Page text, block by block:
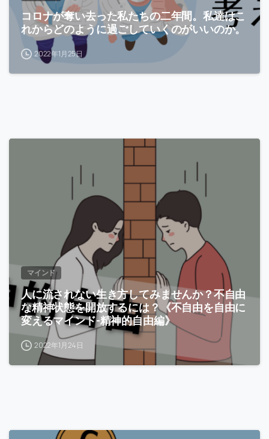
コロナが奪い去った私たちの二年間。私達はこ
れからどのように過ごしていくのがいいのか。
2022年1月25日
マインド
人に流されない生き方してみませんか？不自由
な精神状態を開放するには？《不自由を自由に
変えるマインド-精神的自由編》
2022年1月24日